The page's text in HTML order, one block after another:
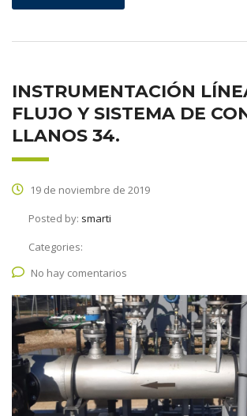
INSTRUMENTACIÓN
FLUJO Y SISTEMA DE
LLANOS 34.
19 de noviembre de 2019
Posted by: smarti
Categories:
No hay comentarios